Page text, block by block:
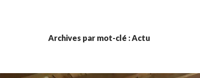
Archives par mot-clé : Actu